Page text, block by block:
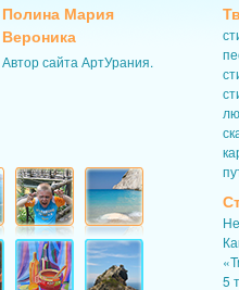
Полина Мария
Вероника
Автор сайта АртУрания.
5